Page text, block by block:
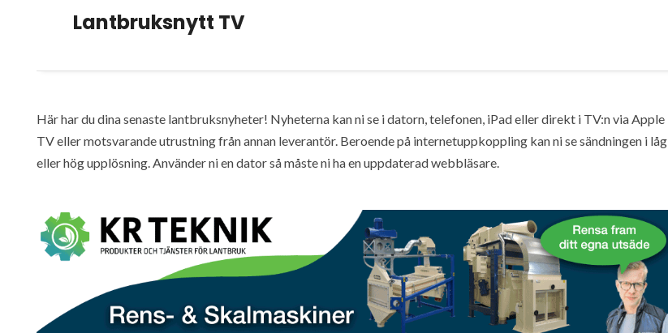
Lantbruksnytt TV
Här har du dina senaste lantbruksnyheter! Nyheterna kan ni se i datorn, telefonen, iPad eller direkt i TV:n via Apple
TV eller motsvarande utrustning från annan leverantör. Beroende på internetuppkoppling kan ni se sändningen i låg
eller hög upplösning. Använder ni en dator så måste ni ha en uppdaterad webbläsare.